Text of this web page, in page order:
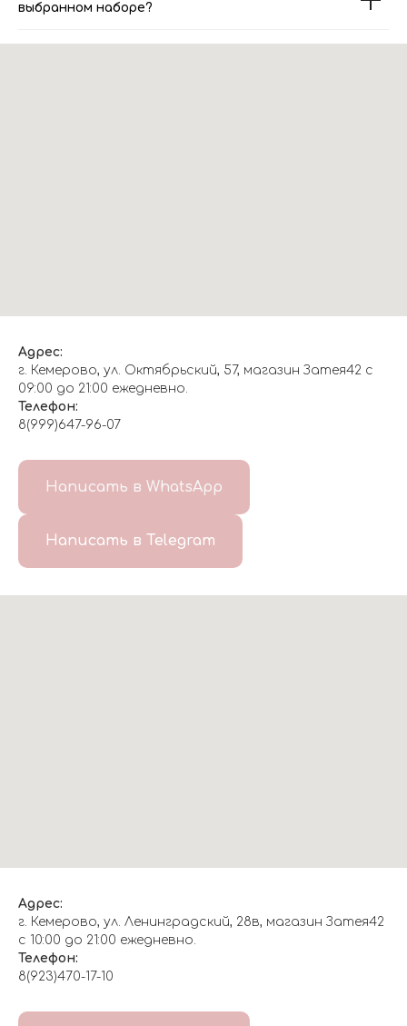
выбранном наборе?
Адрес:
г. Кемерово, ул. Октябрьский, 57, магазин Затея42 с
09:00 до 21:00 ежедневно.
Телефон:
8(999)647-96-07
Написать в WhatsApp
Написать в Telegram
Адрес:
г. Кемерово, ул. Ленинградский, 28в, магазин Затея42
с 10:00 до 21:00 ежедневно.
Телефон:
8(923)470-17-10